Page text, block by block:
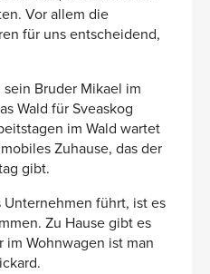
Vor allem die
für uns entscheidend,
Bruder Mikael im
Wald für Sveaskog
im Wald wartet
Zuhause, das der
gibt.
führt, ist es
Zu Hause gibt es
im Wohnwagen ist man